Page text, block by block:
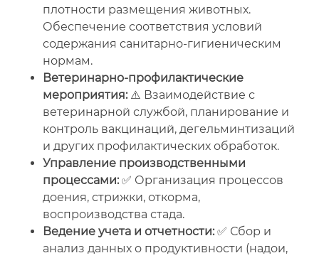
плотности размещения животных.
Обеспечение соответствия условий
содержания санитарно-гигиеническим
нормам.
Ветеринарно-профилактические
мероприятия:⚠️ Взаимодействие с
ветеринарной службой, планирование и
контроль вакцинаций, дегельминтизаций
и других профилактических обработок.
Управление производственными
процессами:✅ Организация процессов
доения, стрижки, откорма,
воспроизводства стада.
Ведение учета и отчетности:✅ Сбор и
анализ данных о продуктивности (надои,